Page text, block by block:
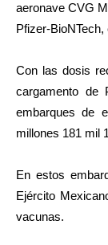
aeronave CVG
Pfizer-
Con las dosis
cargamento de
embarques de
millones 181 mil
En estos
Ejército
vacunas.